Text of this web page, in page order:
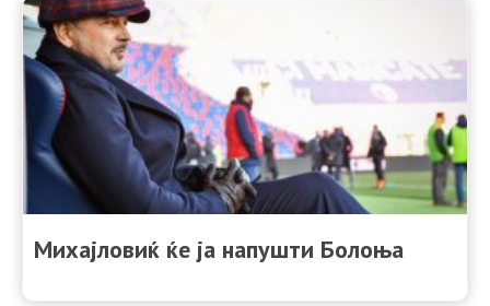
Михајловиќ ќе ја напушти Болоња